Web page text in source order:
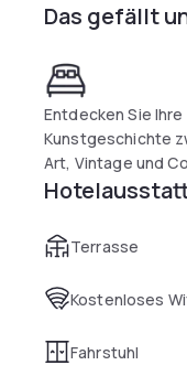
der Sie sich
kostenlosen,
Lassen Sie sich
ist wie der andere.
Das gefällt
Entdecken Sie Ihre
Kunstgeschichte
Art, Vintage und
Terrasse
Kostenloses
Fahrstuhl